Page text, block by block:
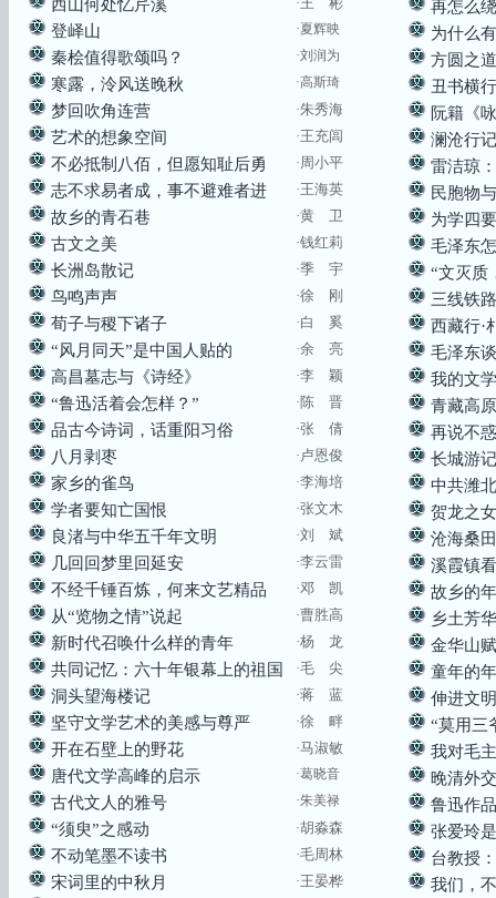
西山何处忆芹溪
登峄山 ·夏辉映
秦桧值得歌颂吗？ ·刘润为
寒露，泠风送晚秋 ·高斯琦
梦回吹角连营 ·朱秀海
艺术的想象空间 ·王充闾
不必抵制八佰，但愿知耻后勇 ·周小平
志不求易者成，事不避难者进 ·王海英
故乡的青石巷 ·黄 卫
古文之美 ·钱红莉
长洲岛散记 ·季 宇
鸟鸣声声 ·徐 刚
荀子与稷下诸子 ·白 奚
“风月同天”是中国人贴的 ·余 亮
高昌墓志与《诗经》 ·李 颖
“鲁迅活着会怎样？” ·陈 晋
品古今诗词，话重阳习俗 ·张 倩
八月剥枣 ·卢恩俊
家乡的雀鸟 ·李海培
学者要知亡国恨 ·张文木
良渚与中华五千年文明 ·刘 斌
几回回梦里回延安 ·李云雷
不经千锤百炼，何来文艺精品 ·邓 凯
从“览物之情”说起 ·曹胜高
新时代召唤什么样的青年 ·杨 龙
共同记忆：六十年银幕上的祖国 ·毛 尖
洞头望海楼记 ·蒋 蓝
坚守文学艺术的美感与尊严 ·徐 畔
开在石壁上的野花 ·马淑敏
唐代文学高峰的启示 ·葛晓音
古代文人的雅号 ·朱美禄
“须臾”之感动 ·胡淼森
不动笔墨不读书 ·毛周林
宋词里的中秋月 ·王晏桦
再怎么
为什么
方圆之道
丑书横
阮籍《
澜沧行记
雷洁琼
民胞物与
为学四要
毛泽东
“文灭质
三线铁
西藏行·
毛泽东
我的文
青藏高
再说不惑
长城游记
中共潍
贺龙之
沧海桑
溪霞镇
故乡的年
乡土芳华
金华山赋
童年的年
伸进文
“莫用三
我对毛
晚清外
鲁迅作
张爱玲
台教授
我们，